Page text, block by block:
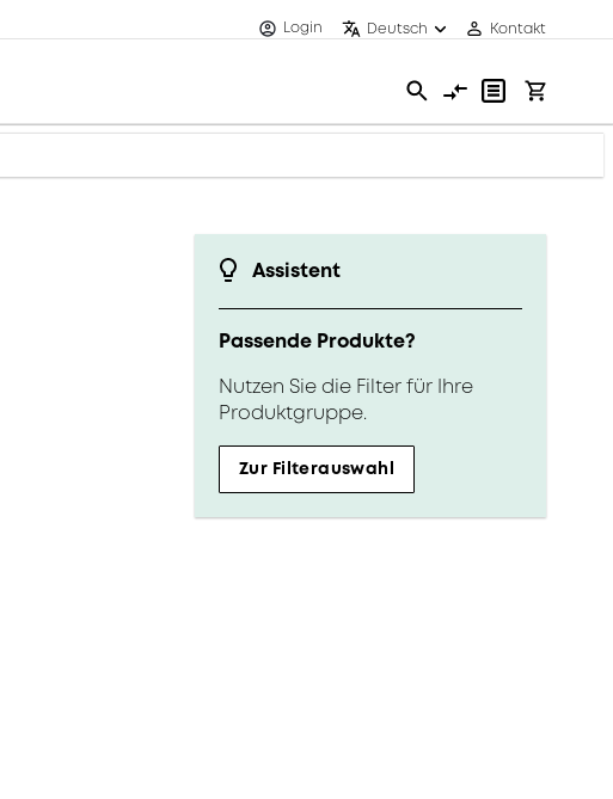
Login Deutsch Kontakt
Assistent
Passende Produkte?
Nutzen Sie die Filter für Ihre
Produktgruppe.
Zur Filterauswahl